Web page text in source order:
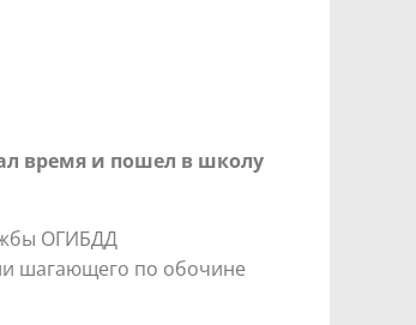
время и пошел в школу
ОГИБДД
шагающего по обочине